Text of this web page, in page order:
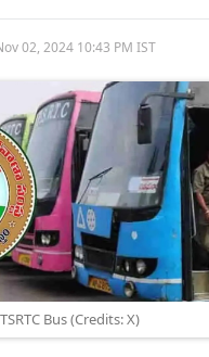
02, 2024 10:43 PM IST
TSRTC Bus (Credits: X)